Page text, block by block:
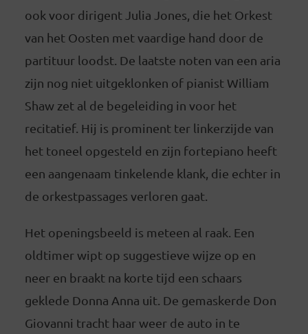
ook voor dirigent Julia Jones, die het Orkest
van het Oosten met vaardige hand door de
partituur loodst. De laatste noten van een aria
zijn nog niet uitgeklonken of pianist William
Shaw zet al de begeleiding in voor het
recitatief. Hij is prominent ter linkerzijde van
het toneel opgesteld en zijn fortepiano heeft
een aangenaam tinkelende klank, die echter in
de orkestpassages verloren gaat.
Het openingsbeeld is meteen al raak. Een
oldtimer wipt op suggestieve wijze op en
neer en braakt na korte tijd een schaars
geklede Donna Anna uit. De gemaskerde Don
Giovanni tracht haar weer de auto in te